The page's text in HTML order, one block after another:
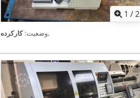
1 /2
وضعیت:کارکرده ,